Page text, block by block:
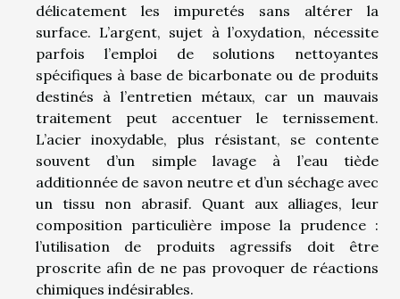
délicatement les impuretés sans altérer la
surface. L’argent, sujet à l’oxydation, nécessite
parfois l’emploi de solutions nettoyantes
spécifiques à base de bicarbonate ou de produits
destinés à l’entretien métaux, car un mauvais
traitement peut accentuer le ternissement.
L’acier inoxydable, plus résistant, se contente
souvent d’un simple lavage à l’eau tiède
additionnée de savon neutre et d’un séchage avec
un tissu non abrasif. Quant aux alliages, leur
composition particulière impose la prudence :
l’utilisation de produits agressifs doit être
proscrite afin de ne pas provoquer de réactions
chimiques indésirables.